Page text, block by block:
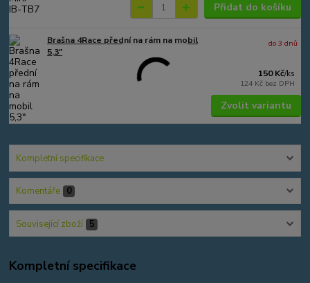
Přidat do košíku
Brašna 4Race přední na rám na mobil
5,3"
150 Kč/ks
124 Kč bez DPH
do 3 dnů
Zvolit variantu
Kompletní specifikace
Komentáře 0
Související zboží 5
Kompletní specifikace